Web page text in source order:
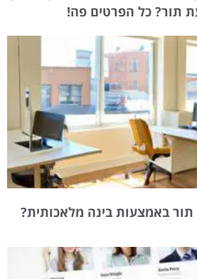
תור? כל הפרטים פה!
באמצעות בינה מלאכותית?